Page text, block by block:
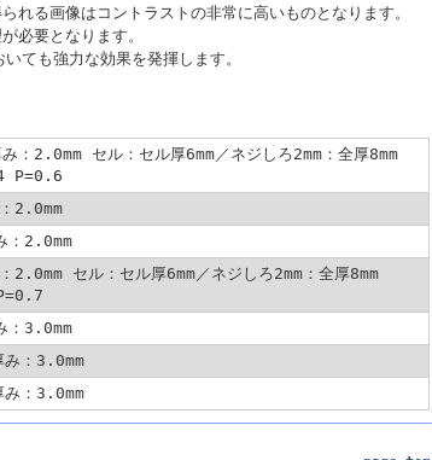
れる画像はコントラストの非常に高いものとなります。
必要となります。
ても強力な効果を発揮します。
2.0mm セル：セル厚6mm／ネジしろ2mm：全厚8mm
P=0.6
2.0mm
：2.0mm
セル：セル厚6mm／ネジしろ2mm：全厚8mm
：3.0mm
み：3.0mm
：3.0mm